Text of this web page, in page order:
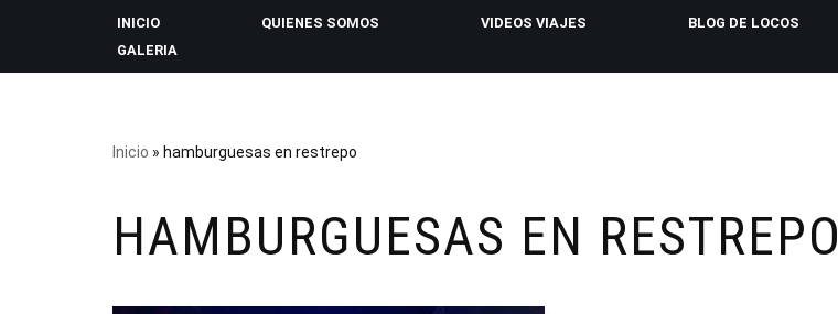
INICIO QUIENES SOMOS VIDEOS VIAJES BLOG DE LOCOS
GALERIA
Inicio » hamburguesas en restrepo
HAMBURGUESAS EN RESTREPO